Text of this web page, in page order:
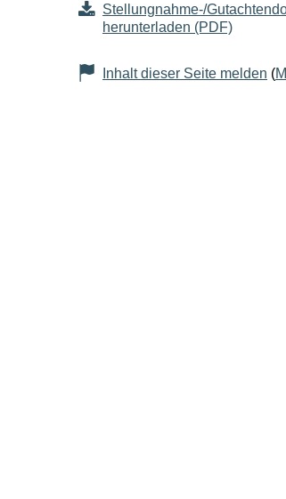
Stellungnahme-/
herunterladen (PDF)
Inhalt dieser Seite melden (